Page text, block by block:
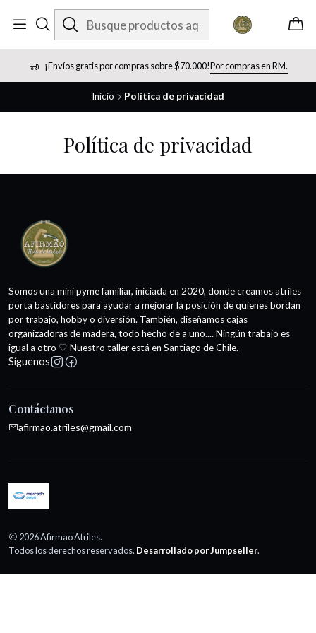
¡Envíos gratis por compras sobre $70.000!Por compras en RM.
Inicio Política de privacidad
Política de privacidad
Somos una mini pyme familiar, iniciada en 2020, donde creamos atriles
porta bastidores para ayudar a mejorar la posición de quienes bordan
por trabajo, hobby o diversión. También, diseñamos cajas
organizadoras de madera, todo hecho de a uno.... Ningún trabajo es
igual a otro ♡ Nuestro taller está en Santiago de Chile.
Síguenos
Contáctanos
afirmao.atriles@gmail.com
2026 Afirmao Atriles.
Todos los derechos reservados. Desarrollado por Jumpseller.